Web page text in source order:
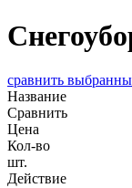
сравнить
Название
Сравнить
Цена
Кол-во
шт.
Действие